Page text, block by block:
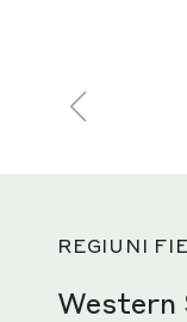
REGIUNI
Western